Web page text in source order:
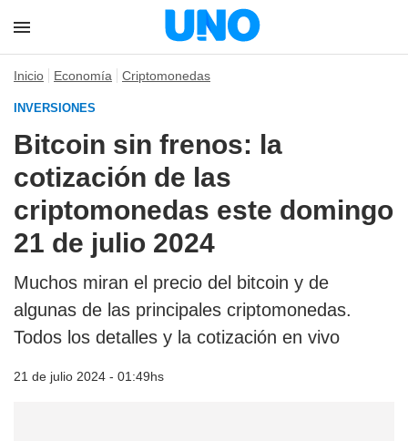
Inicio Economía Criptomonedas
INVERSIONES
Bitcoin sin frenos: la
cotización de las
criptomonedas este domingo
21 de julio 2024
Muchos miran el precio del bitcoin y de
algunas de las principales criptomonedas.
Todos los detalles y la cotización en vivo
21 de julio 2024 - 01:49hs